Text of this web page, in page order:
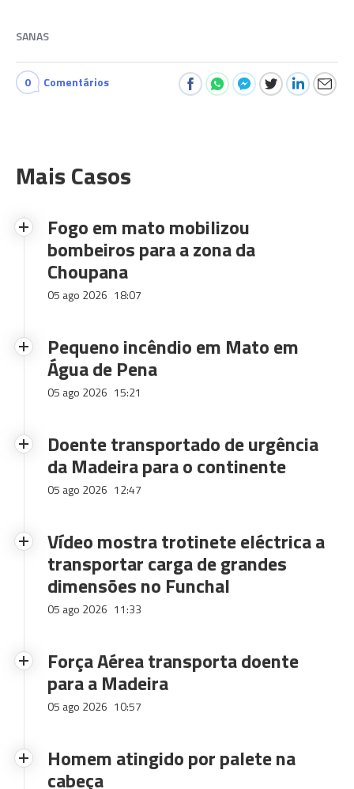
SANAS
0 Comentários
Mais Casos
Fogo em mato mobilizou
bombeiros para a zona da
Choupana
05 ago 2026 18:07
Pequeno incêndio em Mato em
Água de Pena
05 ago 2026 15:21
Doente transportado de urgência
da Madeira para o continente
05 ago 2026 12:47
Vídeo mostra trotinete eléctrica a
transportar carga de grandes
dimensões no Funchal
05 ago 2026 11:33
Força Aérea transporta doente
para a Madeira
05 ago 2026 10:57
Homem atingido por palete na
cabeça